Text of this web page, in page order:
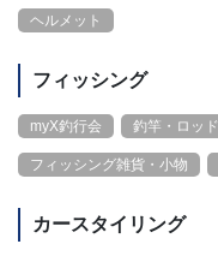
ヘルメット
フィッシング
myX釣行会 釣竿・ロッド
フィッシング雑貨・小物
カースタイリング